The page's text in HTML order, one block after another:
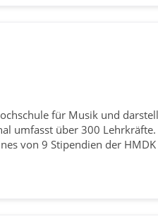
für Musik und
umfasst über 300
von 9 Stipendien der